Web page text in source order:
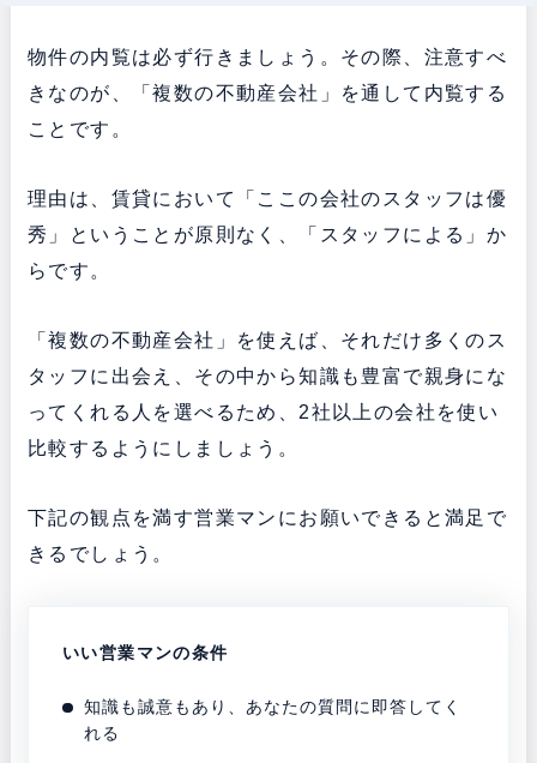
物件の内覧は必ず行きましょう。その際、注意すべ
きなのが、「複数の不動産会社」を通して内覧する
ことです。
理由は、賃貸において「ここの会社のスタッフは優
秀」ということが原則なく、「スタッフによる」か
らです。
「複数の不動産会社」を使えば、それだけ多くのス
タッフに出会え、その中から知識も豊富で親身にな
ってくれる人を選べるため、2社以上の会社を使い
比較するようにしましょう。
下記の観点を満す営業マンにお願いできると満足で
きるでしょう。
いい営業マンの条件
知識も誠意もあり、あなたの質問に即答してく
れる